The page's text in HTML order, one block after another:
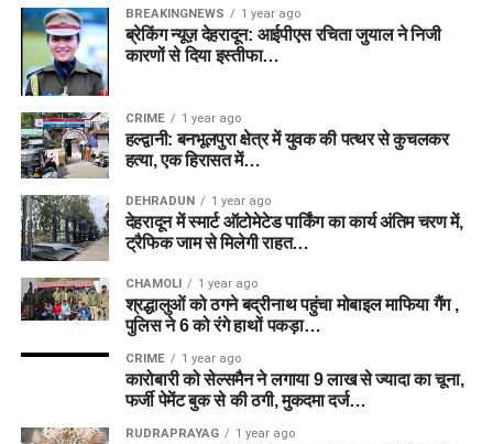
BREAKINGNEWS 1 year ago
ब्रेकिंग न्यूज़ देहरादून: आईपीएस रचिता जुयाल ने निजी
कारणों से दिया इस्तीफा…
CRIME 1 year ago
हल्द्वानी: बनभूलपुरा क्षेत्र में युवक की पत्थर से कुचलकर
हत्या, एक हिरासत में…
DEHRADUN 1 year ago
देहरादून में स्मार्ट ऑटोमेटेड पार्किंग का कार्य अंतिम चरण में,
ट्रैफिक जाम से मिलेगी राहत…
CHAMOLI 1 year ago
श्रद्धालुओं को ठगने बद्रीनाथ पहुंचा मोबाइल माफिया गैंग ,
पुलिस ने 6 को रंगे हाथों पकड़ा…
CRIME 1 year ago
कारोबारी को सेल्समैन ने लगाया 9 लाख से ज्यादा का चूना,
फर्जी पेमेंट बुक से की ठगी, मुकदमा दर्ज…
RUDRAPRAYAG 1 year ago